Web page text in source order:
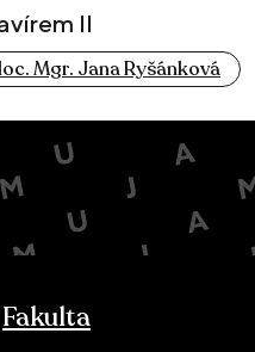
II
Mgr. Jana Ryšánková
Fakulta